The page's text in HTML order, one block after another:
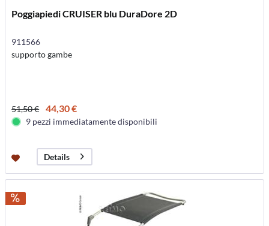
Poggiapiedi CRUISER blu DuraDore 2D
911566
supporto gambe
51,50 € 44,30 €
9 pezzi immediatamente disponibili
Details